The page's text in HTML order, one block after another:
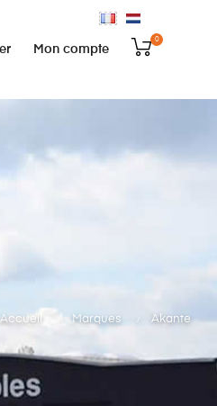
0
Mon compte
Accueil Marques Akante